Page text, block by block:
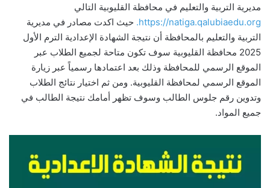
مديرية التربية والتعليم في محافظة القليوبية التالي
https://natiga.qalubiaedu.org. حيث اكدت مصادر في مديرية
التربية والتعليم بالمحافظة أن نتيجة الشهادة الإعدادية الترم الأول
2025 محافظة القليوبية سوف تكون متاحة لجميع الطلاب عبر
الموقع الرسمي للمحافظة وذلك بعد اعتمادها رسمياً عبر زيارة
الموقع الرسمي لمحافظة القليوبية. ومن ثم اختيار نتائج الطلاب
وتدوين رقم جلوس الطالب وسوف تظهر أمامك نتيجة الطالب في
جميع المواد.